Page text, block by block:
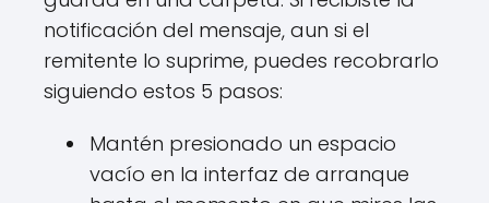
notificación del mensaje, aun si el
remitente lo suprime, puedes recobrarlo
siguiendo estos 5 pasos:
Mantén presionado un espacio
vacío en la interfaz de arranque